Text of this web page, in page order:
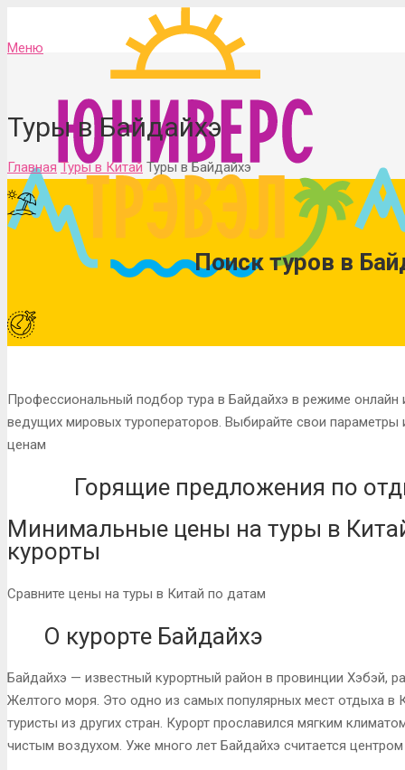
Меню
Туры в Байдайхэ
Главная Туры в Китай Туры в Байдайхэ
Поиск туров в
Профессиональный подбор тура в Байдайхэ в режиме
ведущих мировых туроператоров. Выбирайте свои параметры
ценам
Горящие предложения по
Минимальные цены на туры в
курорты
Сравните цены на туры в Китай по датам
О курорте Байдайхэ
Байдайхэ — известный курортный район в провинции Хэбэй,
Желтого моря. Это одно из самых популярных мест отдыха в
туристы из других стран. Курорт прославился мягким
чистым воздухом. Уже много лет Байдайхэ считается